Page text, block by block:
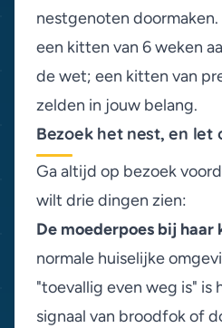
nestgenoten
een kitten van 6 weken
de wet; een kitten van
zelden in jouw belang.
Bezoek het nest, en let
Ga altijd op bezoek
wilt drie dingen zien:
De moederpoes bij haar
normale huiselijke
"toevallig even weg is" is
signaal van broodfok of